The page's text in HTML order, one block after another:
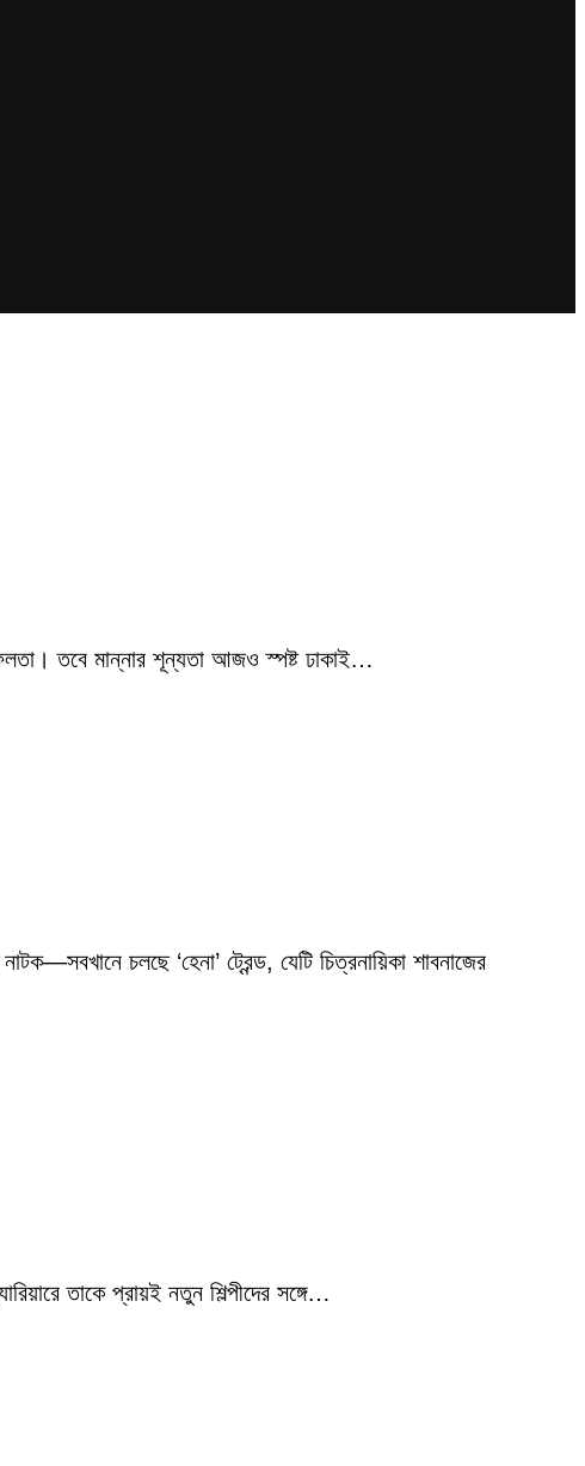
তবে মান্নার শূন্যতা আজও স্পষ্ট ঢাকাই…
চলছে ‘হেনা’ ট্রেন্ড, যেটি চিত্রনায়িকা শাবনাজের
তাকে প্রায়ই নতুন শিল্পীদের সঙ্গে…